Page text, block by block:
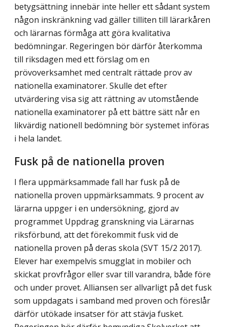
betygsättning innebär inte heller ett sådant system
någon inskränkning vad gäller tilliten till lärarkåren
och lärarnas förmåga att göra kvalitativa
bedömningar. Regeringen bör därför återkomma
till riksdagen med ett förslag om en
prövoverksamhet med centralt rättade prov av
nationella examinatorer. Skulle det efter
utvärdering visa sig att rättning av utomstående
nationella examinatorer på ett bättre sätt når en
likvärdig nationell bedömning bör systemet införas
i hela landet.
Fusk på de nationella proven
I flera uppmärksammade fall har fusk på de
nationella proven uppmärksammats. 9 procent av
lärarna uppger i en undersökning, gjord av
programmet Uppdrag granskning via Lärarnas
riksförbund, att det förekommit fusk vid de
nationella proven på deras skola (SVT 15/2 2017).
Elever har exempelvis smugglat in mobiler och
skickat provfrågor eller svar till varandra, både före
och under provet. Alliansen ser allvarligt på det fusk
som uppdagats i samband med proven och föreslår
därför utökade insatser för att stävja fusket.